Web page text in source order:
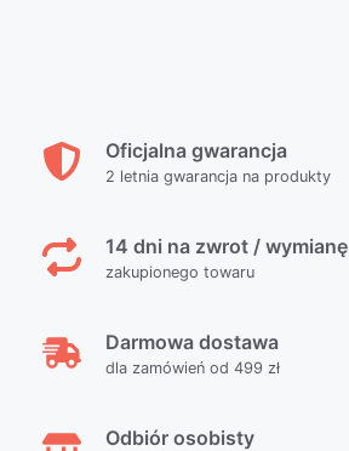
Oficjalna gwarancja
2 letnia gwarancja na produkty
14 dni na zwrot / wymianę
zakupionego towaru
Darmowa dostawa
dla zamówień od 499 zł
Odbiór osobisty